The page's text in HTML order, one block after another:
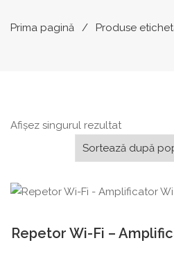
Prima pagină Produse
Afișez singurul rezultat
Repetor Wi-Fi –